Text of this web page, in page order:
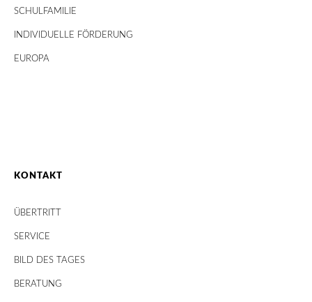
SCHULFAMILIE
INDIVIDUELLE FÖRDERUNG
EUROPA
KONTAKT
ÜBERTRITT
SERVICE
BILD DES TAGES
BERATUNG